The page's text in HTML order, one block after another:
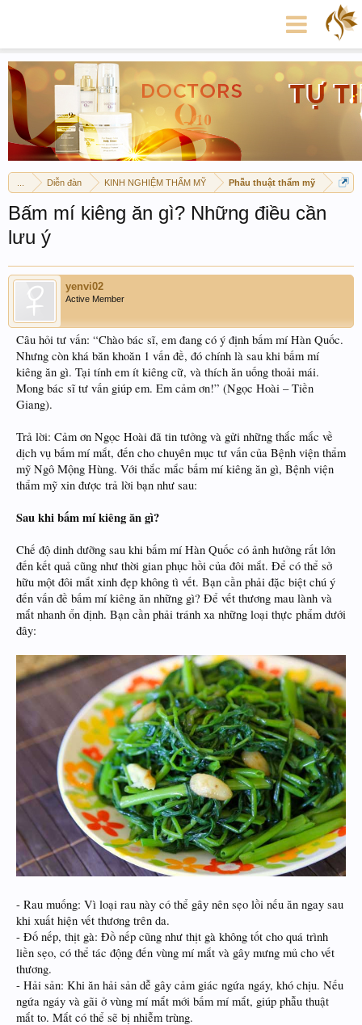
Diễn đàn KINH NGHIỆM THẨM MỸ Phẫu thuật thẩm mỹ
Bấm mí kiêng ăn gì? Những điều cần
lưu ý
yenvi02
Active Member
Câu hỏi tư vấn: “Chào bác sĩ, em đang có ý định bấm mí Hàn Quốc.
Nhưng còn khá băn khoăn 1 vấn đề, đó chính là sau khi bấm mí
kiêng ăn gì. Tại tính em ít kiêng cữ, và thích ăn uống thoải mái.
Mong bác sĩ tư vấn giúp em. Em cảm ơn!” (Ngọc Hoài – Tiền
Giang).
Trả lời: Cảm ơn Ngọc Hoài đã tin tưởng và gửi những thắc mắc về
dịch vụ bấm mí mắt, đến cho chuyên mục tư vấn của Bệnh viện thẩm
mỹ Ngô Mộng Hùng. Với thắc mắc bấm mí kiêng ăn gì, Bệnh viện
thẩm mỹ xin được trả lời bạn như sau:
Sau khi bấm mí kiêng ăn gì?
Chế độ dinh dưỡng sau khi bấm mí Hàn Quốc có ảnh hưởng rất lớn
đến kết quả cũng như thời gian phục hồi của đôi mắt. Để có thể sở
hữu một đôi mắt xinh đẹp không tì vết. Bạn cần phải đặc biệt chú ý
đến vấn đề bấm mí kiêng ăn những gì? Để vết thương mau lành và
mắt nhanh ổn định. Bạn cần phải tránh xa những loại thực phẩm dưới
đây:
- Rau muống: Vì loại rau này có thể gây nên sẹo lồi nếu ăn ngay sau
khi xuất hiện vết thương trên da.
- Đố nếp, thịt gà: Đồ nếp cũng như thịt gà không tốt cho quá trình
liền sẹo, có thể tác động đến vùng mí mắt và gây mưng mủ cho vết
thương.
- Hải sản: Khi ăn hải sản dễ gây cảm giác ngứa ngáy, khó chịu. Nếu
ngứa ngáy và gãi ở vùng mí mắt mới bấm mí mắt, giúp phẫu thuật
mắt to. Mắt có thể sẽ bị nhiễm trùng.